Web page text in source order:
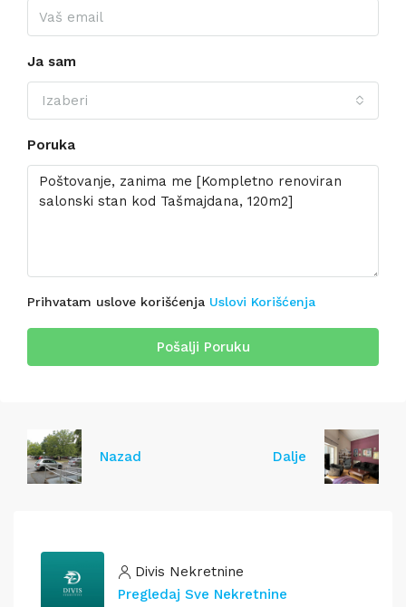
Ja sam
Izaberi
Poruka
Prihvatam uslove korišćenja Uslovi Korišćenja
Pošalji Poruku
Nazad Dalje
Divis Nekretnine
Pregledaj Sve Nekretnine